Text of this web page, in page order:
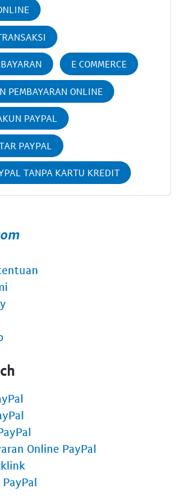
E COMMERCE
PEMBAYARAN ONLINE
PAYPAL
PAYPAL
TANPA KARTU KREDIT
Online PayPal
PayPal